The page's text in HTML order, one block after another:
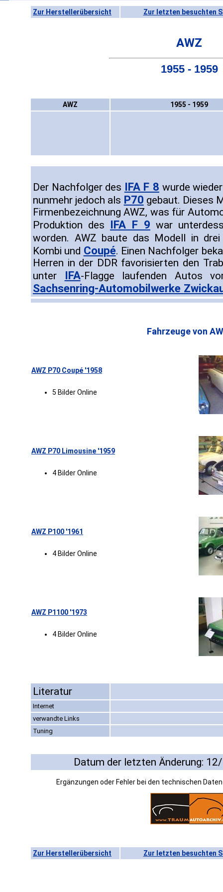
Zur Herstellerübersicht Zur letzten besuchten
AWZ
1955 - 1959
AWZ 1955 - 1959
Der Nachfolger des IFA F 8 wurde
nunmehr jedoch als P70 gebaut. Dieses
Firmenbezeichnung AWZ, was für
Produktion des IFA F 9 war
worden. AWZ baute das Modell in
Kombi und Coupé. Einen Nachfolger
Herren in der DDR favorisierten den
unter
IFA-Flagge laufenden Autos
Sachsenring-Automobilwerke
Fahrzeuge von
AWZ P70 Coupé '1958
5 Bilder Online
AWZ P70 Limousine '1959
4 Bilder Online
AWZ P100 '1961
4 Bilder Online
AWZ P1100 '1973
4 Bilder Online
Literatur
Internet
verwandte Links
Tuning
Datum der letzten Änderung:
Ergänzungen oder Fehler bei den technischen
Zur Herstellerübersicht Zur letzten besuchten